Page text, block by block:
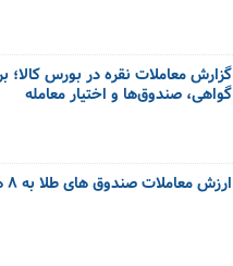
گزارش معاملات نقره در بورس کالا؛
گواهی، صندوق‌ها و اختیار معامله
ارزش معاملات صندوق های طلا به ۸ همت رسید